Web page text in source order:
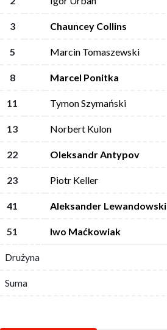
3 Chauncey Collins
5 Marcin Tomaszewski
8 Marcel Ponitka
11 Tymon Szymański
13 Norbert Kulon
22 Oleksandr Antypov
23 Piotr Keller
41 Aleksander Lewandowski
51 Iwo Maćkowiak
Drużyna
Suma
3 Chauncey Collins
5 Marcin Tomaszewski
8 Marcel Ponitka
11 Tymon Szymański
13 Norbert Kulon
22 Oleksandr Antypov
23 Piotr Keller
41 Aleksander Lewandowski
51 Iwo Maćkowiak
Drużyna
Suma